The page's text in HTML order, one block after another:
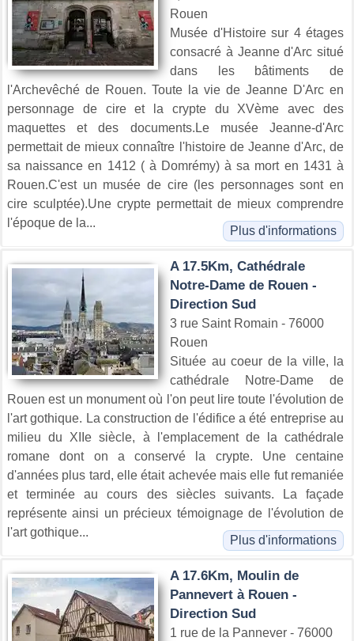
Rouen
Musée d'Histoire sur 4 étages
consacré à Jeanne d'Arc situé
dans les bâtiments de
l'Archevêché de Rouen. Toute la vie de Jeanne D'Arc en
personnage de cire et la crypte du XVème avec des
maquettes et des documents.Le musée Jeanne-d'Arc
permettait de mieux connaître l'histoire de Jeanne d'Arc, de
sa naissance en 1412 ( à Domrémy) à sa mort en 1431 à
Rouen.C'est un musée de cire (les personnages sont en
cire sculptée).Une crypte permettait de mieux comprendre
l'époque de la...
Plus d'informations
A 17.5Km, Cathédrale
Notre-Dame de Rouen -
Direction Sud
3 rue Saint Romain - 76000
Rouen
Située au coeur de la ville, la
cathédrale Notre-Dame de
Rouen est un monument où l'on peut lire toute l'évolution de
l'art gothique. La construction de l'édifice a été entreprise au
milieu du XIIe siècle, à l'emplacement de la cathédrale
romane dont on a conservé la crypte. Une centaine
d'années plus tard, elle était achevée mais elle fut remaniée
et terminée au cours des siècles suivants. La façade
représente ainsi un précieux témoignage de l'évolution de
l'art gothique...
Plus d'informations
A 17.6Km, Moulin de
Pannevert à Rouen -
Direction Sud
1 rue de la Pannever - 76000